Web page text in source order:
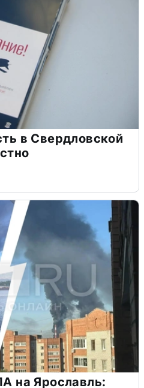
в Свердловской
на Ярославль: